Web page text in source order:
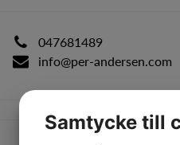
047681489
info@per-andersen.com
Samtycke till